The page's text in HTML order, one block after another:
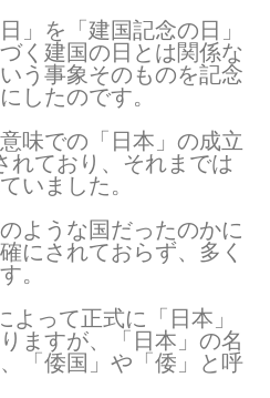
」を「建国記念の日」
く建国の日とは関係な
う事象そのものを記念
したのです。
味での「日本」の成立
れており、それまでは
いました。
ような国だったのかに
にされておらず、多く
。
よって正式に「日本」
ますが、「日本」の名
「倭国」や「倭」と呼